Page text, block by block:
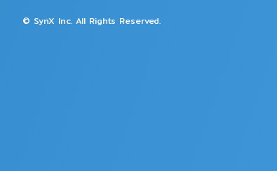
© SynX Inc. All Rights Reserved.